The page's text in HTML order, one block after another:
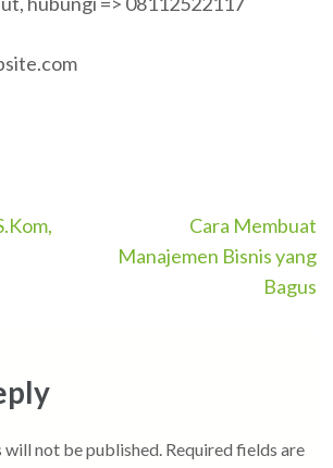
Cara Membuat
Manajemen Bisnis yang
Bagus
will not be published. Required fields are